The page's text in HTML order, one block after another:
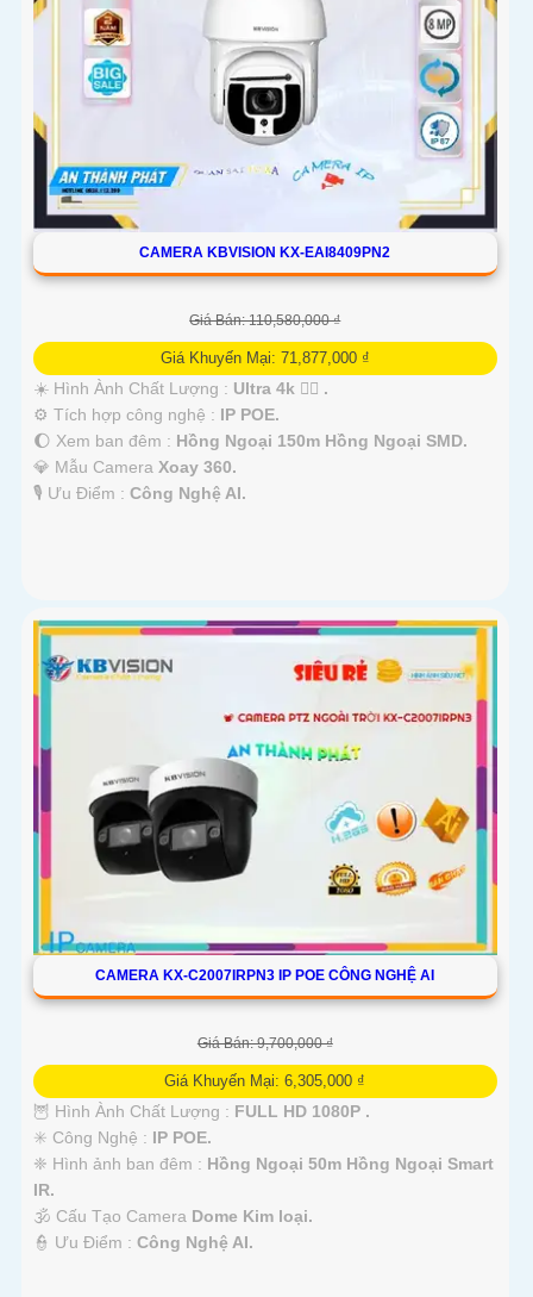
CAMERA KBVISION KX-EAI8409PN2
Giá Bán: 110,580,000 ₫
Giá Khuyến Mại: 71,877,000 ₫
☀️ Hình Ành Chất Lượng : Ultra 4k 👍🏾 .
⚙ Tích hợp công nghệ : IP POE.
🌔 Xem ban đêm : Hồng Ngoại 150m Hồng Ngoại SMD.
💎 Mẫu Camera Xoay 360.
️🎙 Ưu Điểm : Công Nghệ AI.
CAMERA KX-C2007IRPN3 IP POE CÔNG NGHỆ AI
Giá Bán: 9,700,000 ₫
Giá Khuyến Mại: 6,305,000 ₫
🦉 Hình Ành Chất Lượng : FULL HD 1080P .
✳️ Công Nghệ : IP POE.
❈ Hình ảnh ban đêm : Hồng Ngoại 50m Hồng Ngoại Smart
IR.
🕉️ Cấu Tạo Camera Dome Kim loại.
️👮 Ưu Điểm : Công Nghệ AI.